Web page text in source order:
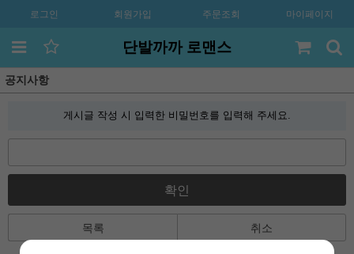
로그인 회원가입 주문조회 마이페이지
단발까까 로맨스
공지사항
게시글 작성 시 입력한 비밀번호를 입력해 주세요.
확인
목록 취소